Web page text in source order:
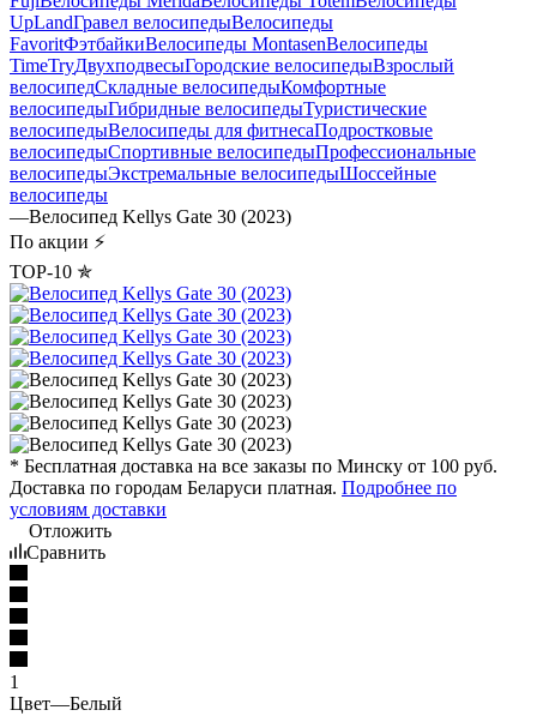
UpLandГравел велосипедыВелосипеды
FavoritФэтбайкиВелосипеды MontasenВелосипеды
TimeTryДвухподвесыГородские велосипедыВзрослый
велосипедСкладные велосипедыКомфортные
велосипедыГибридные велосипедыТуристические
велосипедыВелосипеды для фитнесаПодростковые
велосипедыСпортивные велосипедыПрофессиональные
велосипедыЭкстремальные велосипедыШоссейные
велосипеды
—Велосипед Kellys Gate 30 (2023)
По акции ⚡
TOP-10 ✯
* Бесплатная доставка на все заказы по Минску от 100 руб.
Доставка по городам Беларуси платная. Подробнее по
условиям доставки
Отложить
Сравнить
1
Цвет—Белый